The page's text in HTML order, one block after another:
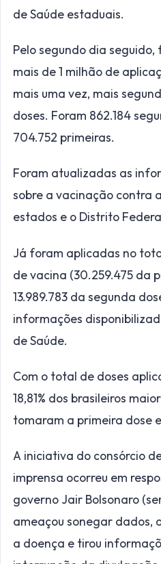
de Saúde estaduais.
Pelo segundo dia
mais de 1 milhão de
mais uma vez, mais
doses. Foram 862.184
704.752 primeiras.
Foram atualizadas as
sobre a vacinação contra
estados e o Distrito
Já foram aplicadas no
de vacina (30.259.475 da
13.989.783 da segunda
informações
de Saúde.
Com o total de doses
18,81% dos brasileiros
tomaram a primeira dose
A iniciativa do consórcio
imprensa ocorreu em
governo Jair Bolsonaro
ameaçou sonegar dados,
a doença e tirou